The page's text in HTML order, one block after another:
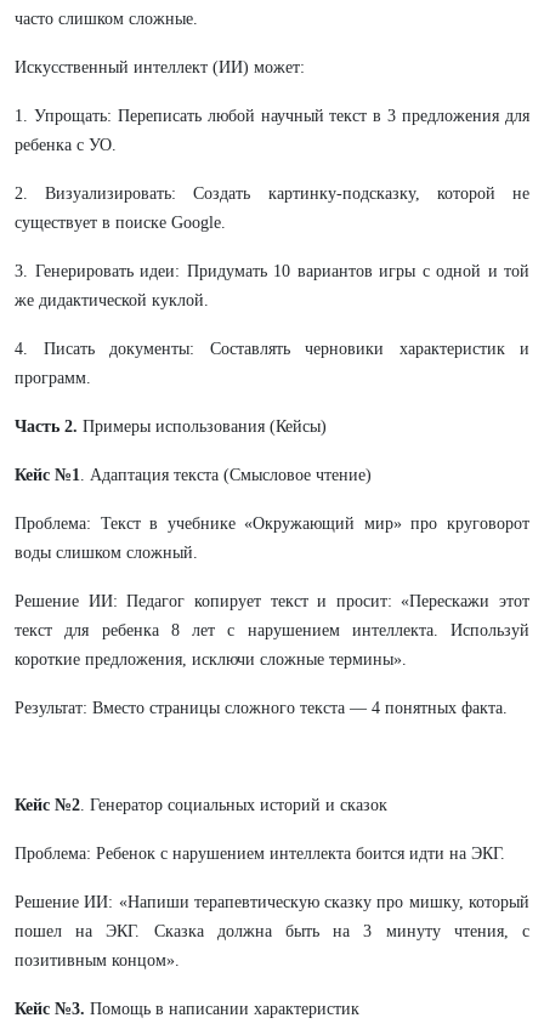
часто слишком сложные.
Искусственный интеллект (ИИ) может:
1. Упрощать: Переписать любой научный текст в 3 предложения для
ребенка с УО.
2. Визуализировать: Создать картинку-подсказку, которой не
существует в поиске Google.
3. Генерировать идеи: Придумать 10 вариантов игры с одной и той
же дидактической куклой.
4. Писать документы: Составлять черновики характеристик и
программ.
Часть 2. Примеры использования (Кейсы)
Кейс №1. Адаптация текста (Смысловое чтение)
Проблема: Текст в учебнике «Окружающий мир» про круговорот
воды слишком сложный.
Решение ИИ: Педагог копирует текст и просит: «Перескажи этот
текст для ребенка 8 лет с нарушением интеллекта. Используй
короткие предложения, исключи сложные термины».
Результат: Вместо страницы сложного текста — 4 понятных факта.
Кейс №2. Генератор социальных историй и сказок
Проблема: Ребенок с нарушением интеллекта боится идти на ЭКГ.
Решение ИИ: «Напиши терапевтическую сказку про мишку, который
пошел на ЭКГ. Сказка должна быть на 3 минуту чтения, с
позитивным концом».
Кейс №3. Помощь в написании характеристик